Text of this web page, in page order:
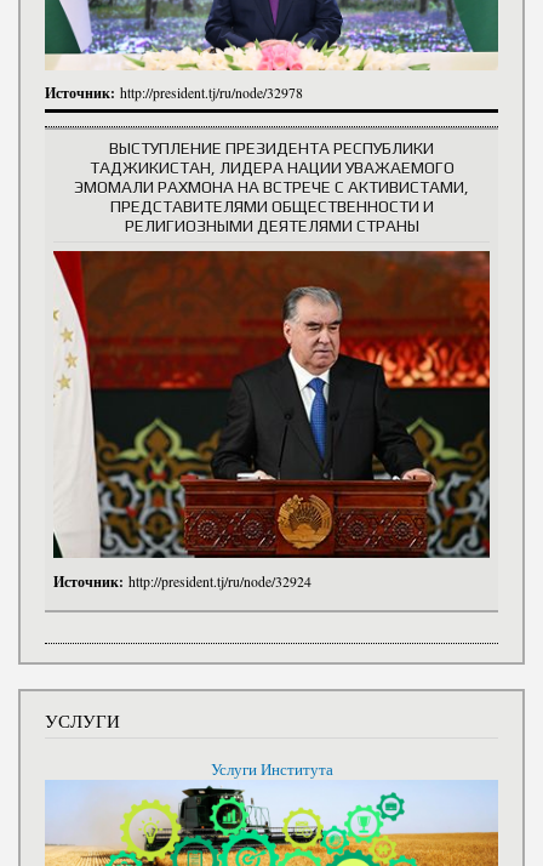
Источник: http://president.tj/ru/node/32978
ВЫСТУПЛЕНИЕ ПРЕЗИДЕНТА РЕСПУБЛИКИ
ТАДЖИКИСТАН, ЛИДЕРА НАЦИИ УВАЖАЕМОГО
ЭМОМАЛИ РАХМОНА НА ВСТРЕЧЕ С АКТИВИСТАМИ,
ПРЕДСТАВИТЕЛЯМИ ОБЩЕСТВЕННОСТИ И
РЕЛИГИОЗНЫМИ ДЕЯТЕЛЯМИ СТРАНЫ
Источник: http://president.tj/ru/node/32924
УСЛУГИ
Услуги Института